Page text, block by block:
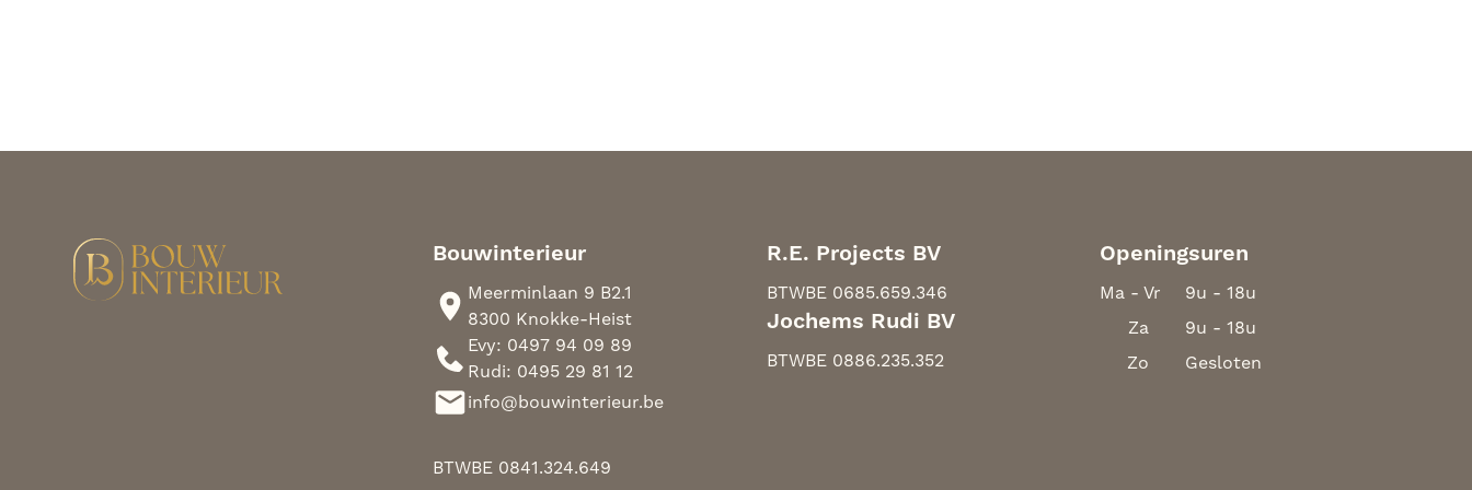
Bouwinterieur
Meerminlaan 9 B2.1
8300 Knokke-Heist
Evy: 0497 94 09 89
Rudi: 0495 29 81 12
info@bouwinterieur.be
R.E. Projects BV
BTWBE 0685.659.346
Jochems Rudi BV
BTWBE 0886.235.352
Openingsuren
Ma - Vr
9u - 18u
Za
9u - 18u
Zo
Gesloten
BTWBE 0841.324.649